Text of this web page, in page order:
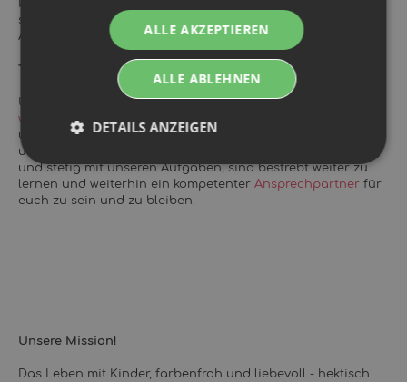
Produkte verschicken, wir möchten auch Eltern beraten. Wir
sind immer per Instagram und
erreichbar und
Antworten in kürzester Zeit!
"Man ist nie zu klein, um großartig zu sein!"
Unter diesem Motto haben wir die Homepage
www.windelkind.de
unser Onlinshop bereits mehr als 2000 Produkte für Babys
und Kleinkinder zwischen 0-4 Jahren. Wir wachsen ständig
und stetig mit unseren Aufgaben, sind bestrebt weiter zu
lernen und weiterhin ein kompetenter Ansprechpartner für
euch zu sein und zu bleiben.
Unsere Mission!
Das Leben mit Kinder, farbenfroh und liebevoll - hektisch
ALLE AKZEPTIEREN
ALLE ABLEHNEN
DETAILS ANZEIGEN